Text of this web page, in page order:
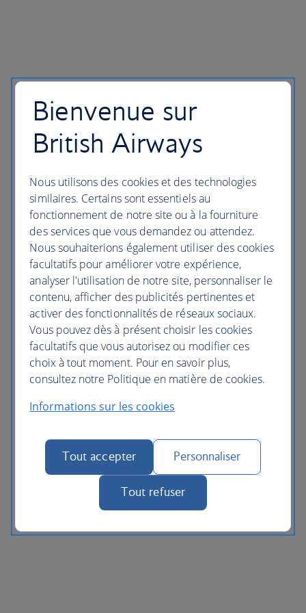
Bienvenue sur
British Airways
Nous utilisons des cookies et des technologies
similaires. Certains sont essentiels au
fonctionnement de notre site ou à la fourniture
des services que vous demandez ou attendez.
Nous souhaiterions également utiliser des cookies
facultatifs pour améliorer votre expérience,
analyser l'utilisation de notre site, personnaliser le
contenu, afficher des publicités pertinentes et
activer des fonctionnalités de réseaux sociaux.
Vous pouvez dès à présent choisir les cookies
facultatifs que vous autorisez ou modifier ces
choix à tout moment. Pour en savoir plus,
consultez notre Politique en matière de cookies.
Informations sur les cookies
Tout accepter Personnaliser
Tout refuser